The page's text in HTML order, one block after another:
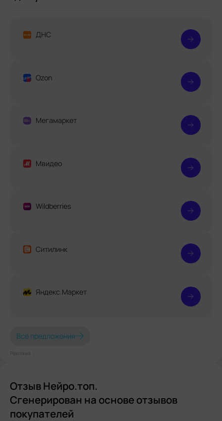
ДНС
Ozon
Мегамаркет
Мвидео
Wildberries
Ситилинк
Яндекс.Маркет
Все предложения
Реклама⋮
Отзыв Нейро.топ.
Сгенерирован на основе отзывов
покупателей